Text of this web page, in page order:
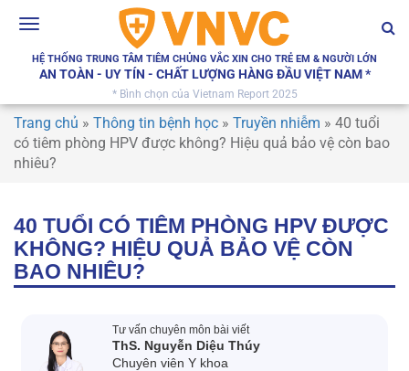
Toggle
HỆ THỐNG TRUNG TÂM TIÊM CHỦNG VẮC XIN CHO TRẺ EM & NGƯỜI LỚN
AN TOÀN - UY TÍN - CHẤT LƯỢNG HÀNG ĐẦU VIỆT NAM *
* Bình chọn của Vietnam Report 2025
Trang chủ » Thông tin bệnh học » Truyền nhiễm » 40 tuổi
có tiêm phòng HPV được không? Hiệu quả bảo vệ còn bao
nhiêu?
40 TUỔI CÓ TIÊM PHÒNG HPV ĐƯỢC
KHÔNG? HIỆU QUẢ BẢO VỆ CÒN
BAO NHIÊU?
Tư vấn chuyên môn bài viết
ThS. Nguyễn Diệu Thúy
Chuyên viên Y khoa